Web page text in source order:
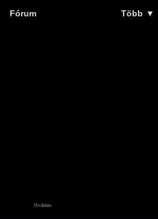
Fórum Több ▼